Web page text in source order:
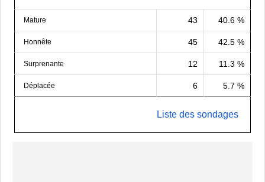
Mature 43 40.6 %
Honnête 45 42.5 %
Surprenante 12 11.3 %
Déplacée 6 5.7 %
Liste des sondages